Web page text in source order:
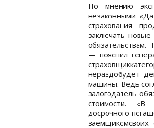
По мнению
незаконными.
страхования
заключать новые
обязательствам.
— пояснил
нераздобудет
машины. Ведь
залогодатель
стоимости. «В
досрочного
заемщикомсвоих